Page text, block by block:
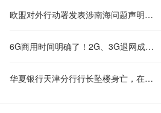
欧盟对外行动署发表涉南海问题声明，中国驻欧盟使团驳斥
6G商用时间明确了！2G、3G退网成必然 老用户怎么办？
华夏银行天津分行行长坠楼身亡，在任刚满三年